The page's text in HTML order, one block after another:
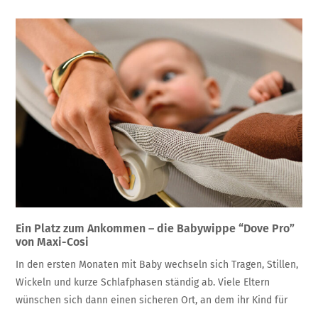
Ein Platz zum Ankommen – die Babywippe “Dove Pro”
von Maxi-Cosi
In den ersten Monaten mit Baby wechseln sich Tragen, Stillen,
Wickeln und kurze Schlafphasen ständig ab. Viele Eltern
wünschen sich dann einen sicheren Ort, an dem ihr Kind für